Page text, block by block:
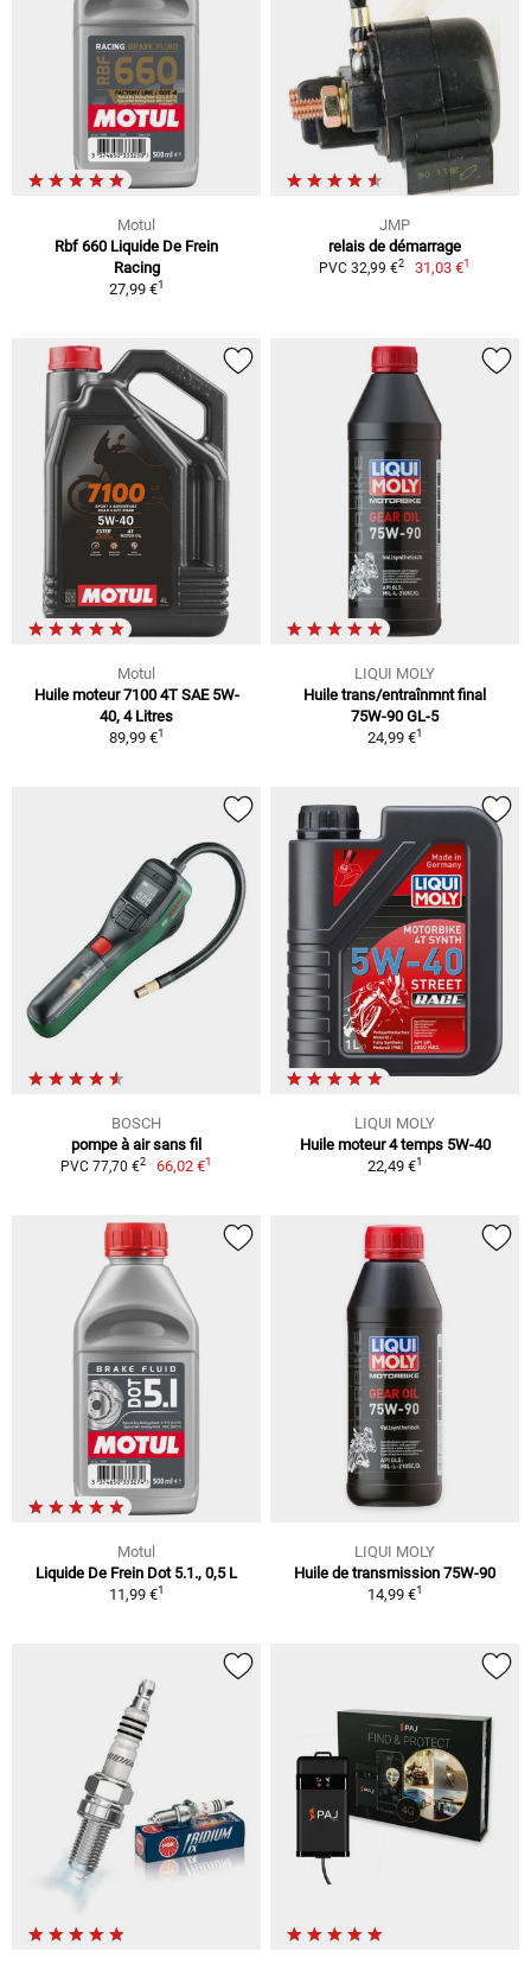
Motul
Rbf 660 Liquide De Frein
Racing
27,99 €1
JMP
relais de démarrage
PVC 32,99 €2 31,03 €1
Motul
Huile moteur 7100 4T SAE 5W-
40, 4 Litres
89,99 €1
LIQUI MOLY
Huile trans/entraînmnt final
75W-90 GL-5
24,99 €1
BOSCH
pompe à air sans fil
PVC 77,70 €2 66,02 €1
LIQUI MOLY
Huile moteur 4 temps 5W-40
22,49 €1
Motul
Liquide De Frein Dot 5.1., 0,5 L
11,99 €1
LIQUI MOLY
Huile de transmission 75W-90
14,99 €1